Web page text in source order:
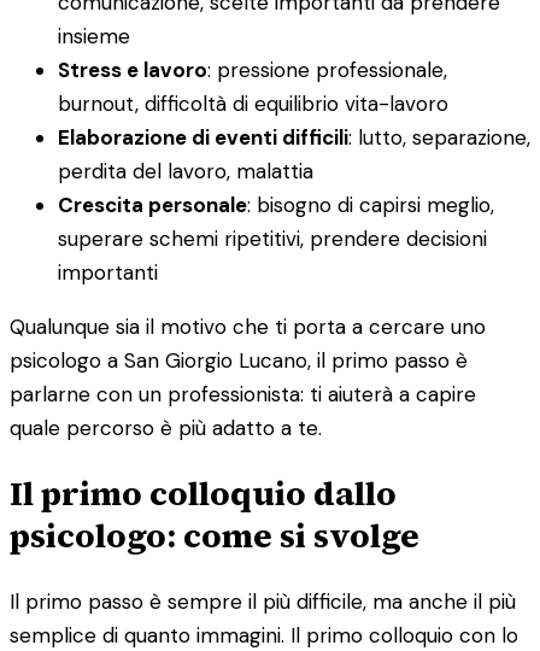
insieme
Stress e lavoro: pressione professionale,
burnout, difficoltà di equilibrio vita-lavoro
Elaborazione di eventi difficili: lutto, separazione,
perdita del lavoro, malattia
Crescita personale: bisogno di capirsi meglio,
superare schemi ripetitivi, prendere decisioni
importanti
Qualunque sia il motivo che ti porta a cercare uno
psicologo a San Giorgio Lucano, il primo passo è
parlarne con un professionista: ti aiuterà a capire
quale percorso è più adatto a te.
Il primo colloquio dallo
psicologo: come si svolge
Il primo passo è sempre il più difficile, ma anche il più
semplice di quanto immagini. Il primo colloquio con lo